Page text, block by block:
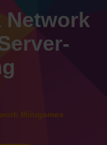
Network
Minigames